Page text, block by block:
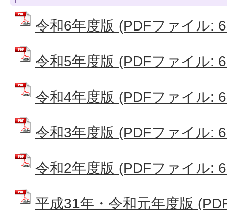
令和6年度版 (PDFファイル:
令和5年度版 (PDFファイル:
令和4年度版 (PDFファイル:
令和3年度版 (PDFファイル:
令和2年度版 (PDFファイル:
平成31年・令和元年度版